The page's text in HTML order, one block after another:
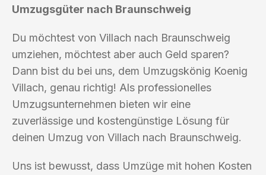
Umzugsgüter nach Braunschweig
Du möchtest von Villach nach Braunschweig
umziehen, möchtest aber auch Geld sparen?
Dann bist du bei uns, dem Umzugskönig Koenig
Villach, genau richtig! Als professionelles
Umzugsunternehmen bieten wir eine
zuverlässige und kostengünstige Lösung für
deinen Umzug von Villach nach Braunschweig.
Uns ist bewusst, dass Umzüge mit hohen Kosten